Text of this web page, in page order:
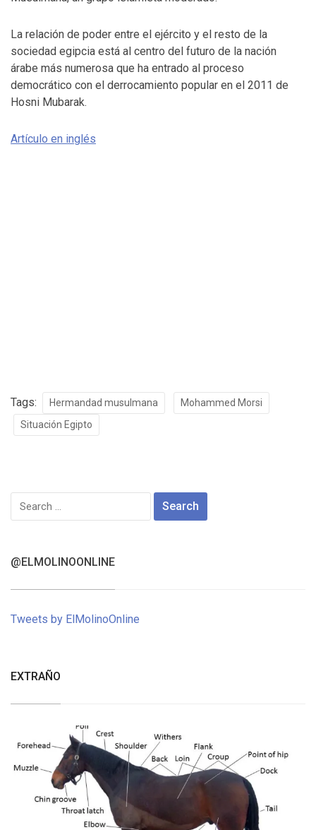
La relación de poder entre el ejército y el resto de la
sociedad egipcia está al centro del futuro de la nación
árabe más numerosa que ha entrado al proceso
democrático con el derrocamiento popular en el 2011 de
Hosni Mubarak.
Artículo en inglés
Tags: Hermandad musulmana
Mohammed Morsi
Situación Egipto
Search
@ELMOLINOONLINE
Tweets by ElMolinoOnline
EXTRAÑO